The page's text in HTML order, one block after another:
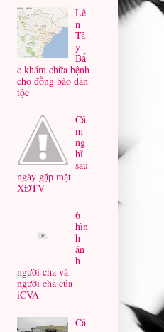
Lê
n
Tâ
y
Bắ
c khám chữa bệnh
cho đồng bào dân
tộc
Cả
m
ng
hĩ
sau
ngày gặp mặt
XĐTV
6
hìn
h
ản
h
người cha và
người cha của
iCVA
Cả